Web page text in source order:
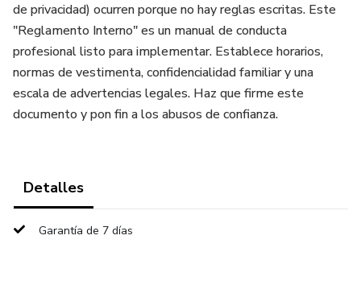
de privacidad) ocurren porque no hay reglas escritas. Este
"Reglamento Interno" es un manual de conducta
profesional listo para implementar. Establece horarios,
normas de vestimenta, confidencialidad familiar y una
escala de advertencias legales. Haz que firme este
documento y pon fin a los abusos de confianza.
Detalles
Garantía de 7 días